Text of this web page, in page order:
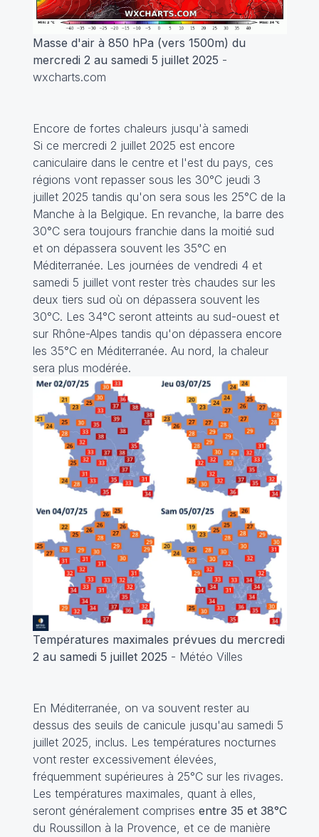
Masse d'air à 850 hPa (vers 1500m) du
mercredi 2 au samedi 5 juillet 2025 -
wxcharts.com
Encore de fortes chaleurs jusqu'à samedi
Si ce mercredi 2 juillet 2025 est encore
caniculaire dans le centre et l'est du pays, ces
régions vont repasser sous les 30°C jeudi 3
juillet 2025 tandis qu'on sera sous les 25°C de la
Manche à la Belgique. En revanche, la barre des
30°C sera toujours franchie dans la moitié sud
et on dépassera souvent les 35°C en
Méditerranée. Les journées de vendredi 4 et
samedi 5 juillet vont rester très chaudes sur les
deux tiers sud où on dépassera souvent les
30°C. Les 34°C seront atteints au sud-ouest et
sur Rhône-Alpes tandis qu'on dépassera encore
les 35°C en Méditerranée. Au nord, la chaleur
sera plus modérée.
Températures maximales prévues du mercredi
2 au samedi 5 juillet 2025 - Météo Villes
En Méditerranée, on va souvent rester au
dessus des seuils de canicule jusqu'au samedi 5
juillet 2025, inclus. Les températures nocturnes
vont rester excessivement élevées,
fréquemment supérieures à 25°C sur les rivages.
Les températures maximales, quant à elles,
seront généralement comprises entre 35 et 38°C
du Roussillon à la Provence, et ce de manière